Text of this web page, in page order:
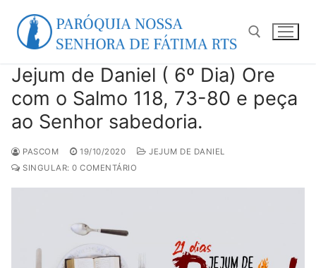
para
Pesquisar por:
Jejum de Daniel ( 6º Dia) Ore
com o Salmo 118, 73-80 e peça
ao Senhor sabedoria.
PASCOM 19/10/2020
JEJUM DE DANIEL
SINGULAR: 0 COMENTÁRIO